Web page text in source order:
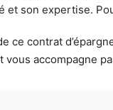
et son expertise.
ce contrat
accompagne